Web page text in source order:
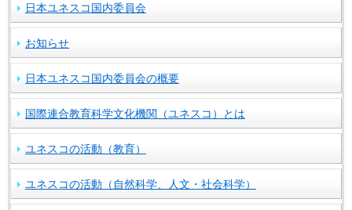
日本ユネスコ国内委員会
お知らせ
日本ユネスコ国内委員会の概要
国際連合教育科学文化機関（ユネスコ）とは
ユネスコの活動（教育）
ユネスコの活動（自然科学、人文・社会科学）